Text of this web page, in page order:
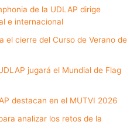
de la UDLAP dirige
e internacional
el cierre del Curso de Verano de
jugará el Mundial de Flag
destacan en el MUTVI 2026
analizar los retos de la